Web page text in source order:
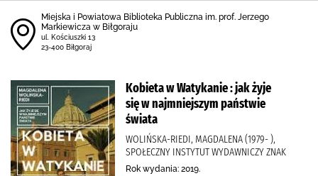
Miejska i Powiatowa Biblioteka Publiczna im. prof. Jerzego
Markiewicza w Biłgoraju
ul. Kościuszki 13
23-400 Biłgoraj
Kobieta w Watykanie : jak żyje
się w najmniejszym państwie
świata
WOLIŃSKA-RIEDI, MAGDALENA (1979- ),
SPOŁECZNY INSTYTUT WYDAWNICZY ZNAK
Rok wydania: 2019.